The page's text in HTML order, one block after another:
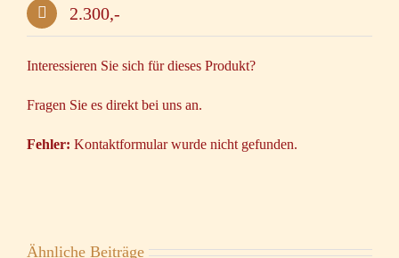
2.300,-
Interessieren Sie sich für dieses Produkt?
Fragen Sie es direkt bei uns an.
Fehler: Kontaktformular wurde nicht gefunden.
Ähnliche Beiträge